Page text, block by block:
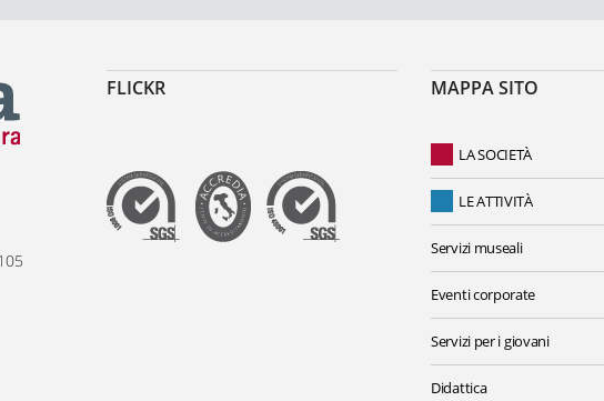
FLICKR MAPPA SITO
LA SOCIETÀ
LE ATTIVITÀ
Servizi museali
Eventi corporate
Servizi per i giovani
Didattica